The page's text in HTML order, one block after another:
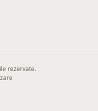
rezervate.